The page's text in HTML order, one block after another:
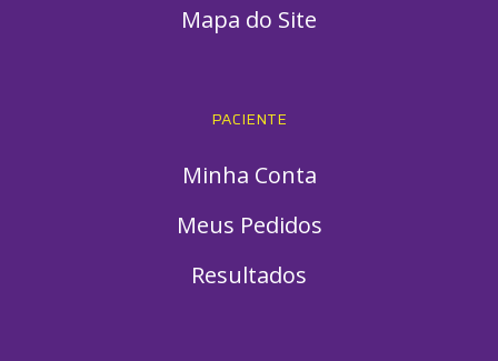
Mapa do Site
PACIENTE
Minha Conta
Meus Pedidos
Resultados